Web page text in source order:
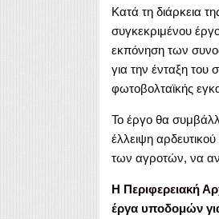
Κατά τη διάρκεια
συγκεκριμένου
εκπόνηση των
για την ένταξη
φωτοβολταϊκής
Το έργο θα
έλλειψη
των αγροτών, να
Η Περιφερειακή
έργα υποδομών